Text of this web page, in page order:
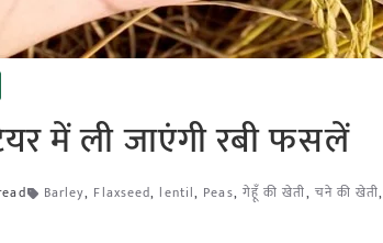
में ली जाएंगी रबी फसलें
Barley, Flaxseed, lentil, Peas, गेहूँ की खेती, चने की खेती,